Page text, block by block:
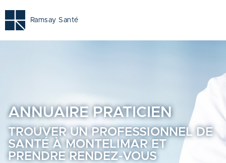
Ramsay Santé
ANNUAIRE PRATICIEN
TROUVER UN PROFESSIONNEL DE
SANTÉ À MONTELIMAR ET
PRENDRE RENDEZ-VOUS